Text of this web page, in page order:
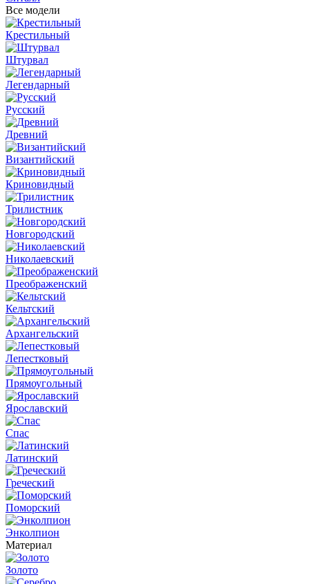
Все модели
Крестильный
Штурвал
Легендарный
Русский
Древний
Византийский
Криновидный
Трилистник
Новгородский
Николаевский
Преображенский
Кельтский
Архангельский
Лепестковый
Прямоугольный
Ярославский
Спас
Латинский
Греческий
Поморский
Энколпион
Материал
Золото